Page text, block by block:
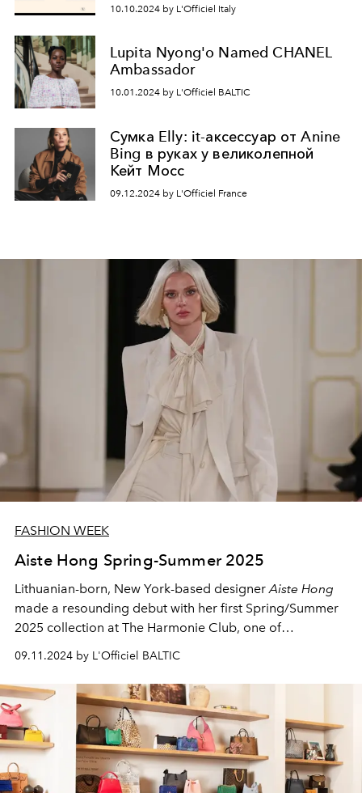
10.10.2024 by L'Officiel Italy
Lupita Nyong'o Named CHANEL
Ambassador
10.01.2024 by L'Officiel BALTIC
Сумка Elly: it-аксессуар от Anine
Bing в руках у великолепной
Кейт Мосс
09.12.2024 by L'Officiel France
FASHION WEEK
Aiste Hong Spring-Summer 2025
Lithuanian-born, New York-based designerAiste Hong
made a resounding debut with her first Spring/Summer
2025 collection at The Harmonie Club, one of
Manhattan's most prestigious venues. The highly
anticipated runway show was a standout event at the
official
New York Fashion Week, showcasing Hong’s
unique vision and innovative approach to luxury ready-
to-wear fashion.
09.11.2024 by L'Officiel BALTIC